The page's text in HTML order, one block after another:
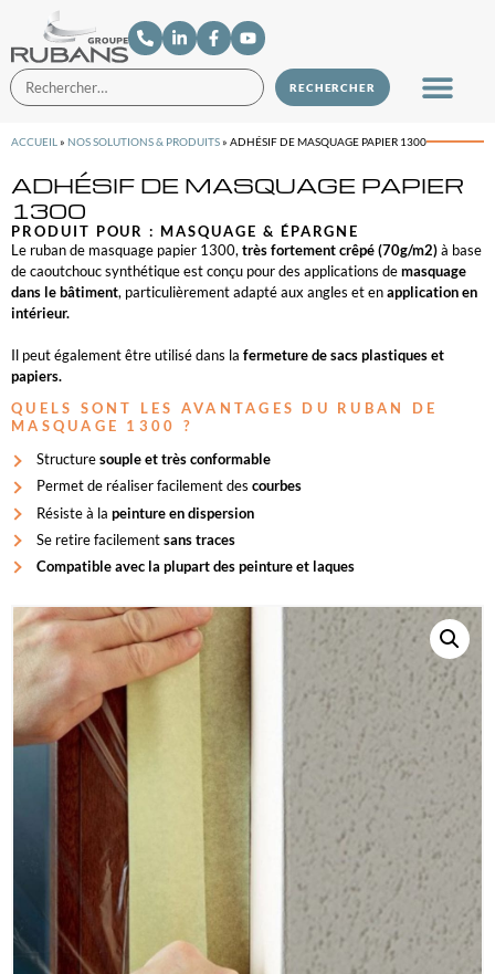
ACCUEIL » NOS SOLUTIONS & PRODUITS» ADHÉSIF DE MASQUAGE PAPIER 1300
ADHÉSIF DE MASQUAGE PAPIER
1300
PRODUIT POUR : MASQUAGE & ÉPARGNE
Le ruban de masquage papier 1300, très fortement crêpé (70g/m2)à base
de caoutchouc synthétique est conçu pour des applications demasquage
dans le bâtiment, particulièrement adapté aux angles et enapplication en
intérieur.
Il peut également être utilisé dans la fermeturede sacs plastiques et
papiers.
QUELS SONT LES AVANTAGES DU RUBAN DE
MASQUAGE 1300 ?
Structuresouple et très conformable
Permet de réaliser facilement des courbes
Résiste à la peinture en dispersion
Se retire facilementsans traces
Compatible avec la plupart des peinture et laques